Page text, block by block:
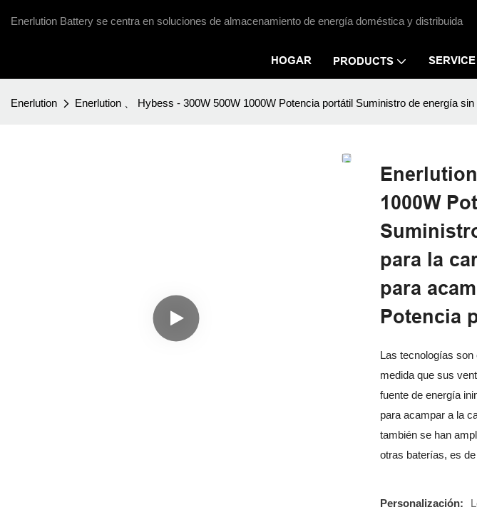
Enerlution Battery se centra en soluciones de almacenamiento de energía doméstica y distribuida
HOGAR PRODUCTS SERVICE
Enerlution Enerlution 、 Hybess - 300W 500W 1000W Potencia portátil Suministro de energía
1000W
para la
para
Potencia
Las tecnologías
medida que sus
fuente de energía
para acampar a la
también se han
otras baterías, es
Personalización: